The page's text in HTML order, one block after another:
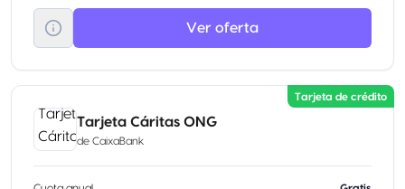
Ver oferta
Tarjeta de crédito
Tarjeta Cáritas ONG
de CaixaBank